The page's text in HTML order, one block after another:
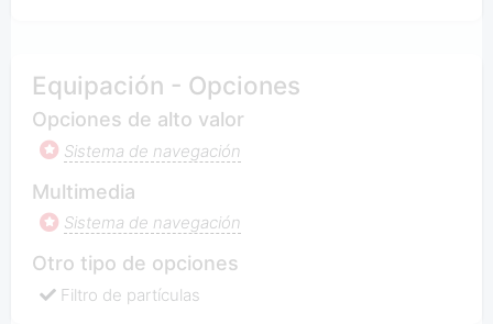
Equipación - Opciones
Opciones de alto valor
Sistema de navegación
Multimedia
Sistema de navegación
Otro tipo de opciones
Filtro de partículas